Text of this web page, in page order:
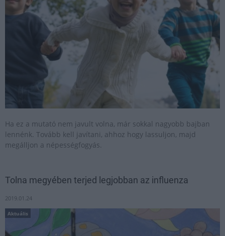
Ha ez a mutató nem javult volna, már sokkal nagyobb bajban
lennénk. Tovább kell javítani, ahhoz hogy lassuljon, majd
megálljon a népességfogyás.
Tolna megyében terjed legjobban az influenza
2019.01.24
Aktuális